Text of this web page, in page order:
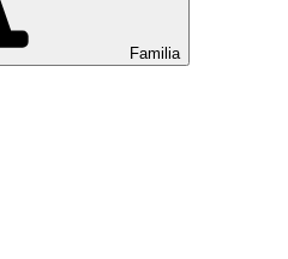
Familia